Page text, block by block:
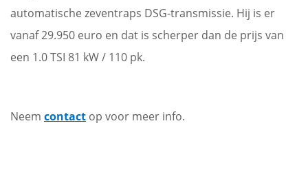
automatische zeventraps DSG-transmissie. Hij is er
vanaf 29.950 euro en dat is scherper dan de prijs van
een 1.0 TSI 81 kW / 110 pk.
Neem contact op voor meer info.